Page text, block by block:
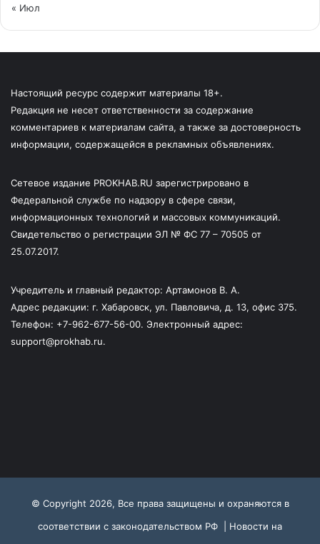
« Июл
Настоящий ресурс содержит материалы 18+.
Редакция не несет ответственности за содержание
комментариев к материалам сайта, а также за достоверность
информации, содержащейся в рекламных объявлениях.
Сетевое издание PROKHAB.RU зарегистрировано в
Федеральной службе по надзору в сфере связи,
информационных технологий и массовых коммуникаций.
Свидетельство о регистрации ЭЛ № ФС 77 – 70505 от
25.07.2017.
Учредитель и главный редактор: Артамонов В. А.
Адрес редакции: г. Хабаровск, ул. Павловича, д. 13, офис 375.
Телефон: +7-962-677-56-00. Электронный адрес:
support@prokhab.ru.
© Copyright 2026, Все права защищены и охраняются в
соответствии с законодательством РФ | Новости на